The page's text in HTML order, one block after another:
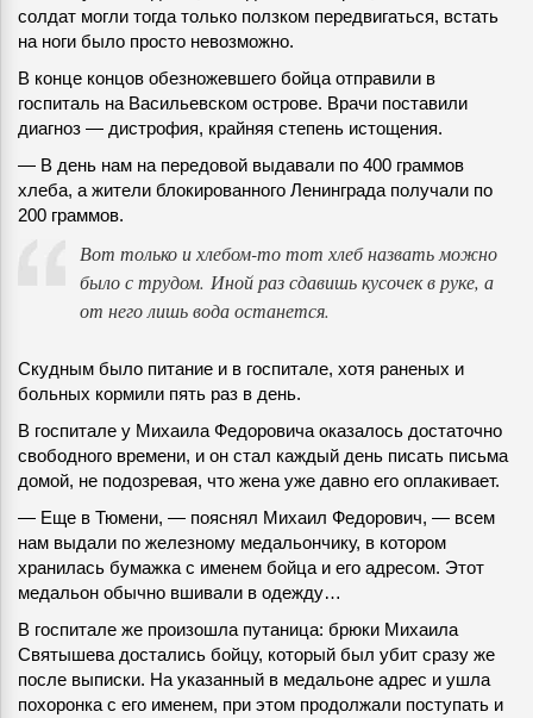
солдат могли тогда только ползком передвигаться, встать
на ноги было просто невозможно.
В конце концов обезножевшего бойца отправили в
госпиталь на Васильевском острове. Врачи поставили
диагноз — дистрофия, крайняя степень истощения.
— В день нам на передовой выдавали по 400 граммов
хлеба, а жители блокированного Ленинграда получали по
200 граммов.
Вот только и хлебом-то тот хлеб назвать можно
было с трудом. Иной раз сдавишь кусочек в руке, а
от него лишь вода останется.
Скудным было питание и в госпитале, хотя раненых и
больных кормили пять раз в день.
В госпитале у Михаила Федоровича оказалось достаточно
свободного времени, и он стал каждый день писать письма
домой, не подозревая, что жена уже давно его оплакивает.
— Еще в Тюмени, — пояснял Михаил Федорович, — всем
нам выдали по железному медальончику, в котором
хранилась бумажка с именем бойца и его адресом. Этот
медальон обычно вшивали в одежду…
В госпитале же произошла путаница: брюки Михаила
Святышева достались бойцу, который был убит сразу же
после выписки. На указанный в медальоне адрес и ушла
похоронка с его именем, при этом продолжали поступать и